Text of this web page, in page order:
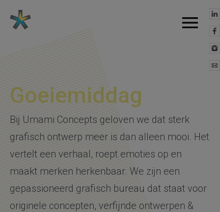
Site navigatie
Goeiemiddag
Bij Umami Concepts geloven we dat sterk
grafisch ontwerp meer is dan alleen mooi. Het
vertelt een verhaal, roept emoties op en
maakt merken herkenbaar. We zijn een
gepassioneerd grafisch bureau dat staat voor
originele concepten, verfijnde ontwerpen &